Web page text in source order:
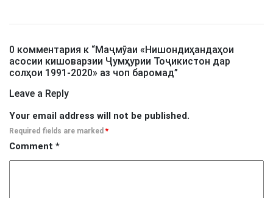
0 комментария к “Маҷмӯаи «Нишондиҳандаҳои
асосии кишоварзии Ҷумҳурии Тоҷикистон дар
солҳои 1991-2020» аз чоп баромад”
Leave a Reply
Your email address will not be published.
Required fields are marked *
Comment *